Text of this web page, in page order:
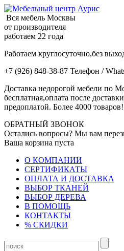
Вся мебель Москвы
от производителя
работаем 22 года
Работаем круглосуточно,без
+7 (926) 848-38-87 Телефон /
Доставка недорогой мебели по
бесплатная,оплата после
предоплатой. Более 4000 товаров!
ОБРАТНЫЙ ЗВОНОК
Остались вопросы? Мы вам
Ваша корзина пуста
О КОМПАНИИ
СЕРТИФИКАТЫ
ОПЛАТА И ДОСТАВКА
ВЫБОР ТКАНЕЙ
ВЫБОР ДЕРЕВА
В ПОМОЩЬ
КОНТАКТЫ
% СКИДКИ